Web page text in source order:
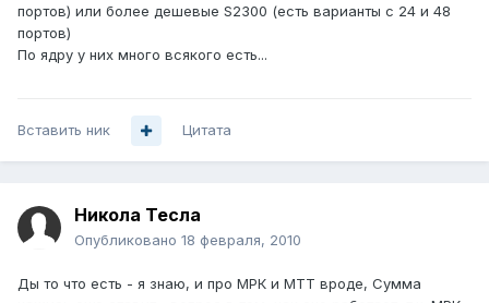
портов) или более дешевые S2300 (есть варианты с 24 и 48
портов)
По ядру у них много всякого есть...
Вставить ник Цитата
Никола Тесла
Опубликовано 18 февраля, 2010
Ды то что есть - я знаю, и про МРК и МТТ вроде, Сумма